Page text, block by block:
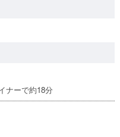
ナーで約18分